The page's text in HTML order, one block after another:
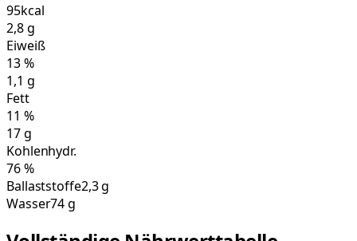
95kcal
2,8g
Eiweiß
13%
1,1 g
Fett
11 %
17g
Kohlenhydr.
76%
Ballaststoffe2,3 g
Wasser74 g